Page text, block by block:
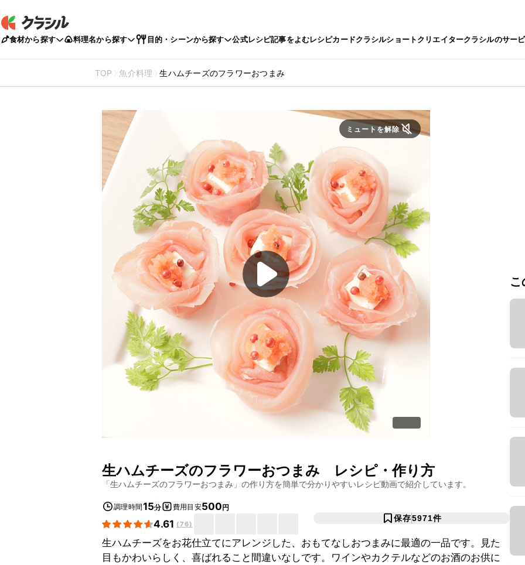
食材から探す 料理名から探す 目的・シーンから探す 公式レシピ記事をよむレシピカードクラシルショートクリエイタークラシルのサー
TOP 魚介料理 生ハムチーズのフラワーおつまみ
ミュートを解除
生ハムチーズのフラワーおつまみ レシピ・作り方
「生ハムチーズのフラワーおつまみ 」の作り方を簡単で分かりやすいレシピ動画で紹介しています。
調理時間15分 費用目安500円
4.61 (76)
保存5971件
生ハムチーズをお花仕立てにアレンジした、おもてなしおつまみに最適の一品です。見た
目もかわいらしく、喜ばれること間違いなしです。ワインやカクテルなどのお酒のお供に